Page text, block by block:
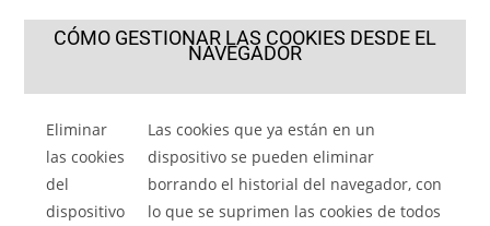
CÓMO GESTIONAR LAS COOKIES DESDE EL
NAVEGADOR
Eliminar
las cookies
del
dispositivo
Las cookies que ya están en un
dispositivo se pueden eliminar
borrando el historial del navegador, con
lo que se suprimen las cookies de todos